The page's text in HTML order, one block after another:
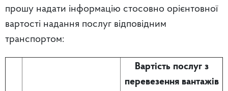
прошу надати інформацію стосовно орієнтовної
вартості надання послуг відповідним
транспортом:
Вартість послуг з
перевезення вантажів